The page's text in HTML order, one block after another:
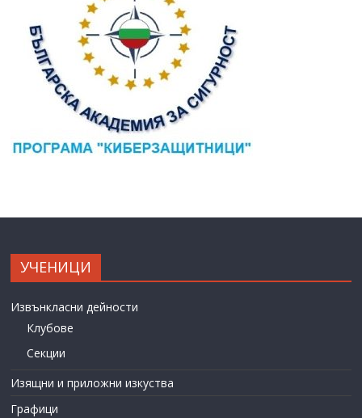
УЧЕНИЦИ
Извънкласни дейности
Клубове
Секции
Изящни и приложни изкуства
Графици